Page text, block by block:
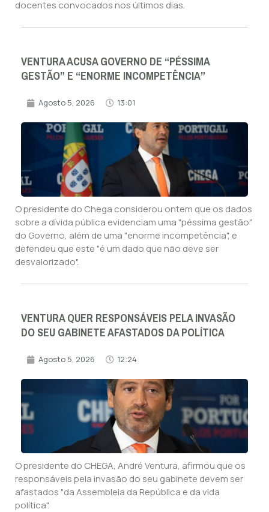
docentes convocados nos últimos dias.
VENTURA ACUSA GOVERNO DE “PÉSSIMA
GESTÃO” E “ENORME INCOMPETÊNCIA”
Agosto 5, 2026 13:01
O presidente do Chega considerou ontem que os dados
sobre a dívida pública evidenciam uma "péssima gestão"
do Governo, além de uma "enorme incompetência", e
defendeu que este "é um dado que não deve ser
desvalorizado".
VENTURA QUER RESPONSÁVEIS PELA INVASÃO
DO SEU GABINETE AFASTADOS DA POLÍTICA
Agosto 5, 2026 12:24
O presidente do CHEGA, André Ventura, afirmou que os
responsáveis pela invasão do seu gabinete devem ser
afastados "da Assembleia da República e da vida
política".